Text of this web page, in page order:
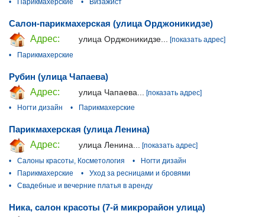
• Парикмахерские • Визажист
Салон-парикмахерская (улица Орджоникидзе)
Адрес:
улица Орджоникидзе...
[показать адрес]
•
Парикмахерские
Рубин (улица Чапаева)
Адрес:
улица Чапаева...
[показать адрес]
•
Ногти дизайн • Парикмахерские
Парикмахерская (улица Ленина)
Адрес:
улица Ленина... [показать адрес]
•
Салоны красоты, Косметология •
Ногти дизайн
•
Парикмахерские •
Уход за ресницами и бровями
•
Свадебные и вечерние платья в аренду
Ника, салон красоты (7-й микрорайон улица)